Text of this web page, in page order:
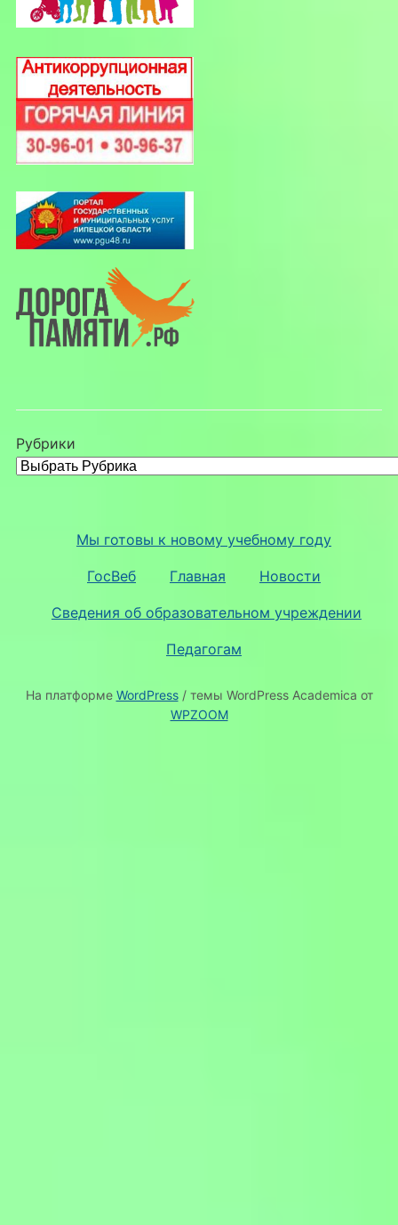
Рубрики
Мы готовы к новому учебному году
ГосВеб Главная Новости
Сведения об образовательном учреждении
Педагогам
На платформе WordPress/ темы WordPress Academica от
WPZOOM